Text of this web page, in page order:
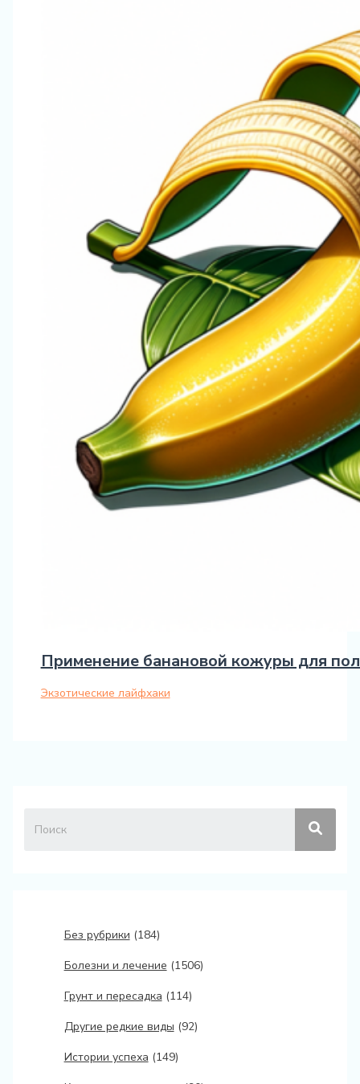
Применение банановой кожуры для
Экзотические лайфхаки
Без рубрики (184)
Болезни и лечение (1506)
Грунт и пересадка (114)
Другие редкие виды (92)
Истории успеха (149)